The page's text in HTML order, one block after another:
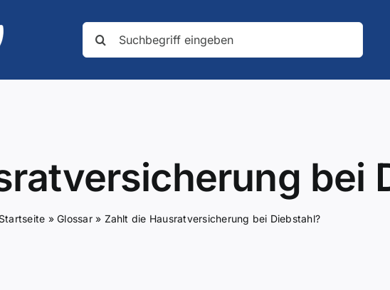
nach:
bei
»Glossar» Zahlt die Hausratversicherung bei Diebstahl?